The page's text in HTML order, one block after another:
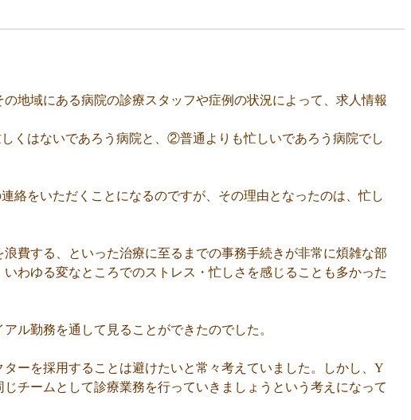
地域にある病院の診療スタッフや症例の状況によって、求人情報
くはないであろう病院と、②普通よりも忙しいであろう病院でし
絡をいただくことになるのですが、その理由となったのは、忙し
費する、といった治療に至るまでの事務手続きが非常に煩雑な部
わゆる変なところでのストレス・忙しさを感じることも多かった
ル勤務を通して見ることができたのでした。
ーを採用することは避けたいと常々考えていました。しかし、Y
チームとして診療業務を行っていきましょうという考えになって